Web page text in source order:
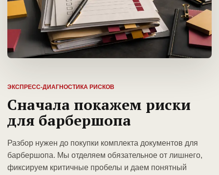
ЭКСПРЕСС-ДИАГНОСТИКА РИСКОВ
Сначала покажем риски
для барбершопа
Разбор нужен до покупки комплекта документов для
барбершопа. Мы отделяем обязательное от лишнего,
фиксируем критичные пробелы и даем понятный